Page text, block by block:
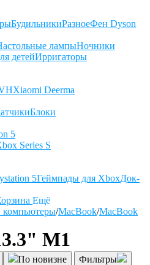
БудильникиРазноеФен Dyson
лампыНочники
детейИрригаторы
Xiaomi Deerma
Блоки
5
Series S
5Геймпады для XboxДок-
Ещё
компьютеры/MacBook/MacBook
M1
По новизне
Фильтры